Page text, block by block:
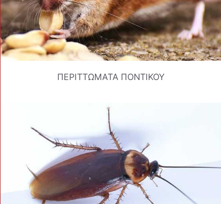
ΠΕΡΙΤΤΩΜΑΤΑ ΠΟΝΤΙΚΟΥ